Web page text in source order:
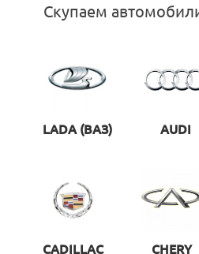
Скупаем
LADA (ВАЗ) AUDI
CADILLAC CHERY